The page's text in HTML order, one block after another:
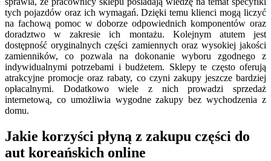
tych pojazdów oraz ich wymagań. Dzięki temu klienci mogą liczyć
na fachową pomoc w doborze odpowiednich komponentów oraz
doradztwo w zakresie ich montażu. Kolejnym atutem jest
dostępność oryginalnych części zamiennych oraz wysokiej jakości
zamienników, co pozwala na dokonanie wyboru zgodnego z
indywidualnymi potrzebami i budżetem. Sklepy te często oferują
atrakcyjne promocje oraz rabaty, co czyni zakupy jeszcze bardziej
opłacalnymi. Dodatkowo wiele z nich prowadzi sprzedaż
internetową, co umożliwia wygodne zakupy bez wychodzenia z
domu.
Jakie korzyści płyną z zakupu części do
aut koreańskich online